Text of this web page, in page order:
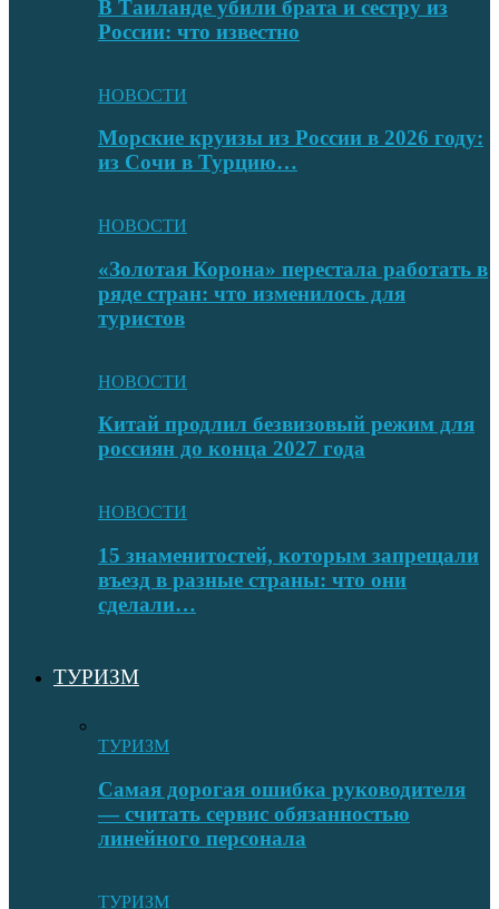
В Таиланде убили брата и сестру из
России: что известно
НОВОСТИ
Морские круизы из России в 2026 году:
из Сочи в Турцию…
НОВОСТИ
«Золотая Корона» перестала работать в
ряде стран: что изменилось для
туристов
НОВОСТИ
Китай продлил безвизовый режим для
россиян до конца 2027 года
НОВОСТИ
15 знаменитостей, которым запрещали
въезд в разные страны: что они
сделали…
ТУРИЗМ
ТУРИЗМ
Самая дорогая ошибка руководителя
— считать сервис обязанностью
линейного персонала
ТУРИЗМ